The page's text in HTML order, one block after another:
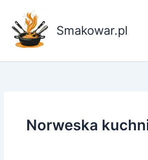
treści
Smakowar.pl
Norweska